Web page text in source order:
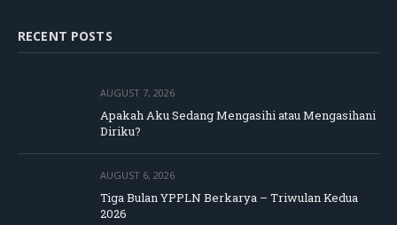
RECENT POSTS
AUGUST 7, 2026
Apakah Aku Sedang Mengasihi atau Mengasihani
Diriku?
AUGUST 6, 2026
Tiga Bulan YPPLN Berkarya – Triwulan Kedua
2026